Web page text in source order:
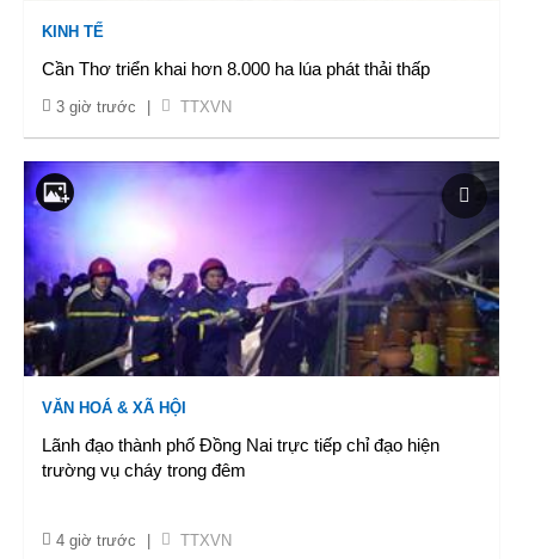
KINH TẾ
Cần Thơ triển khai hơn 8.000 ha lúa phát thải thấp
3 giờ trước TTXVN
VĂN HOÁ & XÃ HỘI
Lãnh đạo thành phố Đồng Nai trực tiếp chỉ đạo hiện
trường vụ cháy trong đêm
4 giờ trước TTXVN